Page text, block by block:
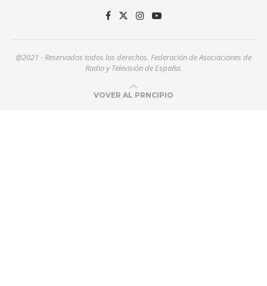
@2021 - Reservados todos los derechos. Federación de Asociaciones de
Radio y Televisión de España.
VOVER AL PRNCIPIO